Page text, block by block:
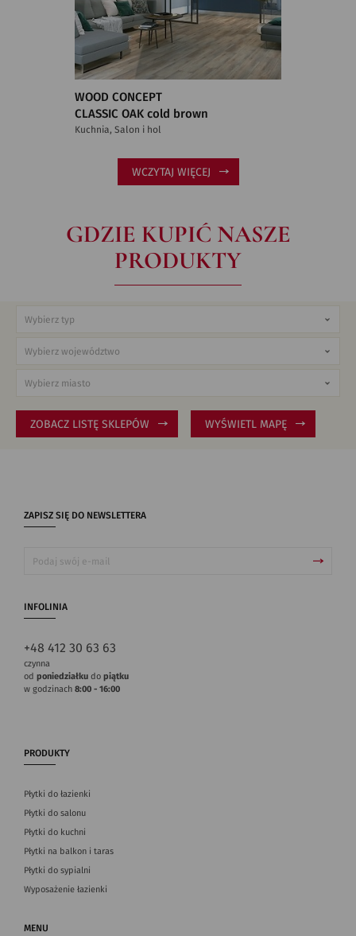
WOOD CONCEPT
CLASSIC OAK cold brown
Kuchnia, Salon i hol
WCZYTAJ WIĘCEJ
GDZIE KUPIĆ NASZE
PRODUKTY
ZOBACZ LISTĘ SKLEPÓW WYŚWIETL MAPĘ
ZAPISZ SIĘ DO NEWSLETTERA
INFOLINIA
+48 412 30 63 63
czynna
od poniedziałku do piątku
w godzinach 8:00 - 16:00
PRODUKTY
Płytki do łazienki
Płytki do salonu
Płytki do kuchni
Płytki na balkon i taras
Płytki do sypialni
Wyposażenie łazienki
MENU